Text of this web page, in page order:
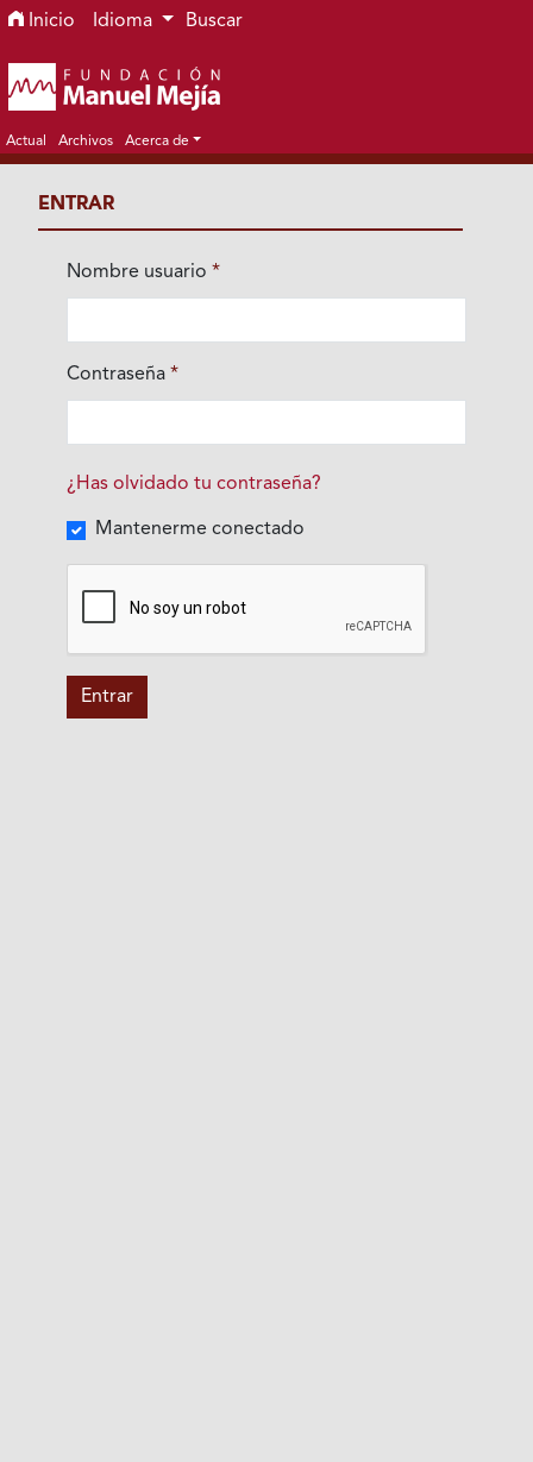
Ir al menú de navegación principal
Ir al contenido principal
Ir al pie de página del sitio
Inicio Idioma Buscar
Actual Archivos Acerca de
ENTRAR
Nombre usuario*
Obligatorio
Contraseña*
Obligatorio
¿Has olvidado tu contraseña?
Mantenerme conectado
Entrar